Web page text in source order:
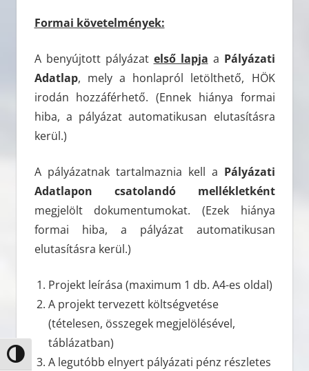
Nagy kontraszt váltása
Formai követelmények:
A benyújtott pályázat első lapja a Pályázati
Adatlap, mely a honlapról letölthető, HÖK
irodán hozzáférhető. (Ennek hiánya formai
hiba, a pályázat automatikusan elutasításra
kerül.)
A pályázatnak tartalmaznia kell a Pályázati
Adatlapon csatolandó mellékletként
megjelölt dokumentumokat. (Ezek hiánya
formai hiba, a pályázat automatikusan
elutasításra kerül.)
Projekt leírása (maximum 1 db. A4-es oldal)
A projekt tervezett költségvetése
(tételesen, összegek megjelölésével,
táblázatban)
A legutóbb elnyert pályázati pénz részletes